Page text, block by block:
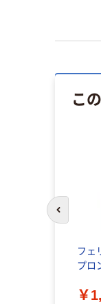
こ
フェ
プロ
￥
前のスライ